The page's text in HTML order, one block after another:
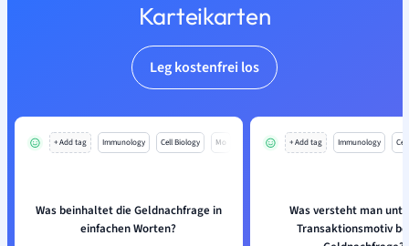
Karteikarten
Leg kostenfrei los
+ Add tag Immunology Cell Biology Mo
Was beinhaltet die Geldnachfrage in
einfachen Worten?
+ Add tag Immunology
Was versteht man
Transaktionsmotiv